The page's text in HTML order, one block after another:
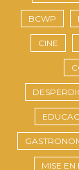
BCWP
CINE
MISE EN